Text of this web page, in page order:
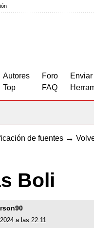
Autores
Top
Foro
FAQ
de fuentes →
Boli
a las 22:11